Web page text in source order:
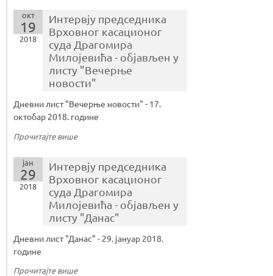
окт
19
2018
Интервју председника
Врховног касационог
суда Драгомира
Милојевића - објављен у
листу "Вечерње
новости"
Дневни лист "Вечерње новости" - 17.
октобар 2018. године
Прочитајте више
јан
29
2018
Интервју председника
Врховног касационог
суда Драгомира
Милојевића - објављен у
листу "Данас"
Дневни лист "Данас" - 29. јануар 2018.
године
Прочитајте више